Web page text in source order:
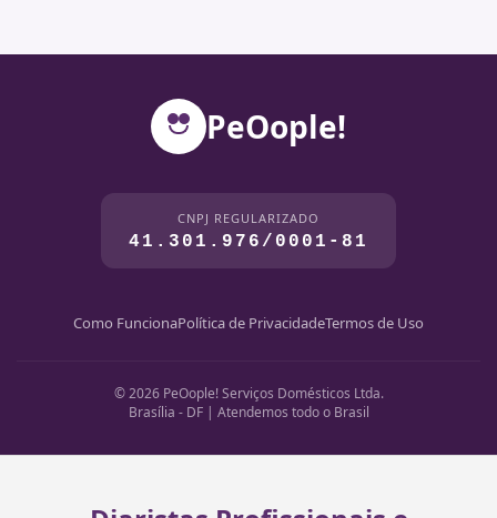
PeOople!
CNPJ REGULARIZADO
41.301.976/0001-81
Como FuncionaPolítica de PrivacidadeTermos de Uso
© 2026 PeOople! Serviços Domésticos Ltda.
Brasília - DF | Atendemos todo o Brasil